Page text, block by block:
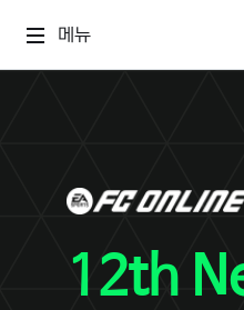
메뉴
12th